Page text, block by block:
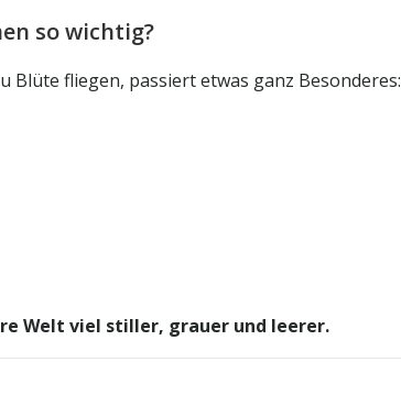
so wichtig?
Blüte fliegen, passiert etwas ganz Besonderes:
Welt viel stiller, grauer und leerer.